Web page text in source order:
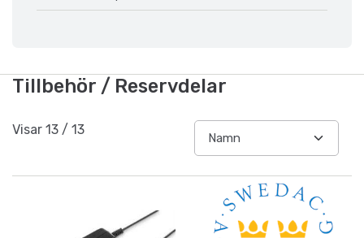
Tillbehör / Reservdelar
Visar 13 / 13